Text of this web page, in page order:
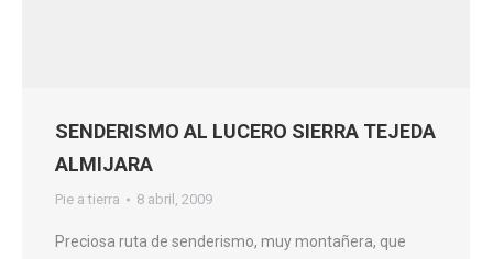
SENDERISMO AL LUCERO SIERRA TEJEDA
ALMIJARA
Pie a tierra 8 abril, 2009
Preciosa ruta de senderismo, muy montañera, que